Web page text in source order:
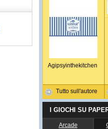
Agipsyinthekitchen
Tutto sull'autore
I GIOCHI SU
Arcade